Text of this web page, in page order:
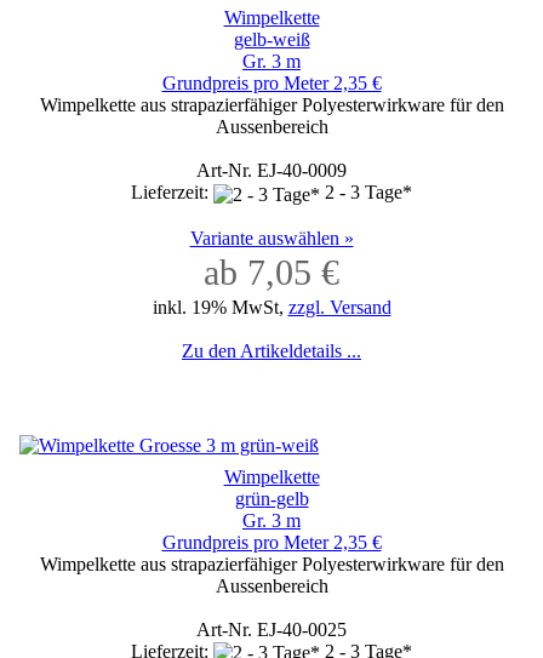
Wimpelkette
gelb-weiß
Gr. 3 m
Grundpreis pro Meter 2,35 €
Wimpelkette aus strapazierfähiger Polyesterwirkware für den
Aussenbereich
Art-Nr. EJ-40-0009
Lieferzeit:
2 - 3 Tage*
Variante auswählen »
ab 7,05 €
inkl. 19% MwSt, zzgl. Versand
Zu den Artikeldetails ...
Wimpelkette
grün-gelb
Gr. 3 m
Grundpreis pro Meter 2,35 €
Wimpelkette aus strapazierfähiger Polyesterwirkware für den
Aussenbereich
Art-Nr. EJ-40-0025
Lieferzeit:
2 - 3 Tage*